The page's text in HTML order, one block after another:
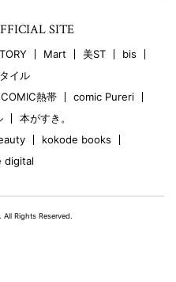
SITE
Mart 美ST
bis
イル
COMIC熱帯
comic Pureri
本がすき。
kokode books
digital
Rights Reserved.